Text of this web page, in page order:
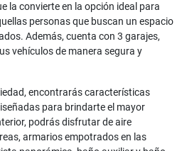
la convierte en la opción ideal para
personas que buscan un espacio
Además, cuenta con 3 garajes,
vehículos de manera segura y
encontrarás características
para brindarte el mayor
podrás disfrutar de aire
armarios empotrados en las